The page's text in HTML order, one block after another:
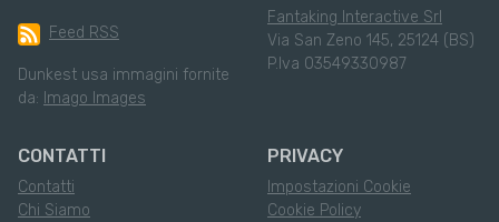
Feed RSS
Dunkest usa immagini fornite
da: Imago Images
Fantaking Interactive Srl
Via San Zeno 145, 25124 (BS)
P.Iva 03549330987
CONTATTI
Contatti
Chi Siamo
PRIVACY
Impostazioni Cookie
Cookie Policy